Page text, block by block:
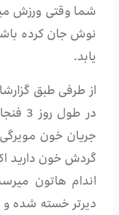
شما وقتی ورزش
یابد.
از طرفی طبق
جریان خون
گردش خون دارید
اندام هاتون
دیرتر خسته شده و